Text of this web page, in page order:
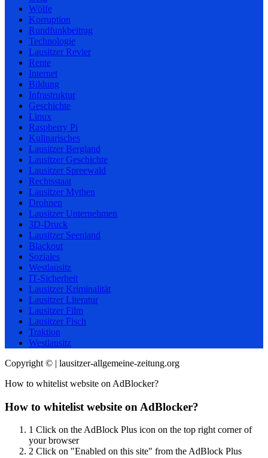
Wölfe
Korruption
Rundfunkbeitrag
Technologie
Lausitzer Revier
Rente
Internet
Bildung
Infrastruktur
Geschichte
Linux
Raspberry Pi
Kulinarisches
Lausitzer Bergland
Lausitzer Geschichte
Lausitzer Spreewald
Rechtsstaat
Lausitzer Mythen
Drohnen
Lausitzer Unternehmen
3D-Druck
Lausitzer Seenland
Blackout
Soziales
Westlausitz
IT-Sicherheit
Lausitzer Kriminalität
Lausitzer Literatur
Lausitzer Film
Lausitzer Fisch
Traktion
Westlausitz
Copyright © | lausitzer-allgemeine-zeitung.org
How to whitelist website on AdBlocker?
How to whitelist website on AdBlocker?
1 Click on the AdBlock Plus icon on the top right corner of
your browser
2 Click on "Enabled on this site" from the AdBlock Plus